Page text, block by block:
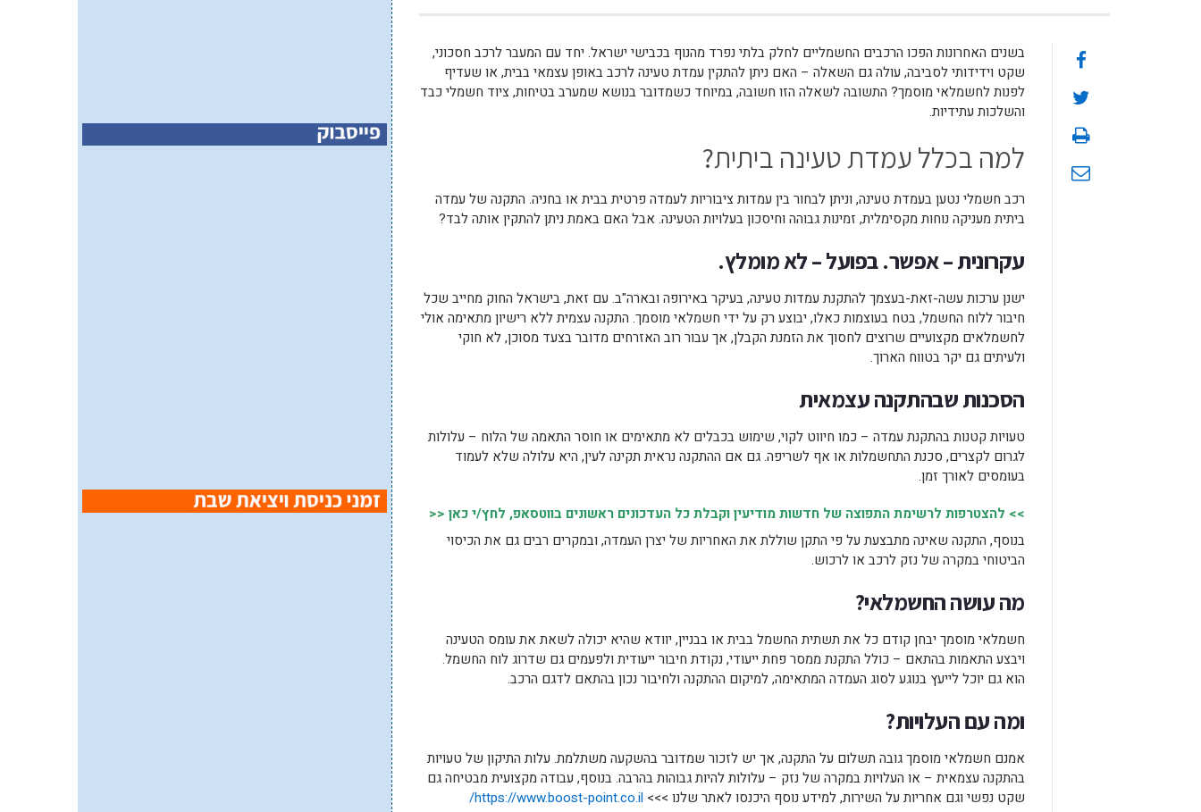
בשנים האחרונות הפכו הרכבים החשמליים לחלק בלתי נפרד מהנוף בכבישי ישראל. יחד עם המעבר לרכב חסכוני,
שקט וידידותי לסביבה, עולה גם השאלה – האם ניתן להתקין עמדת טעינה לרכב באופן עצמאי בבית, או שעדיף
לפנות לחשמלאי מוסמך? התשובה לשאלה הזו חשובה, במיוחד כשמדובר בנושא שמערב בטיחות, ציוד חשמלי כבד
והשלכות עתידיות.
למה בכלל עמדת טעינה ביתית?
רכב חשמלי נטען בעמדת טעינה, וניתן לבחור בין עמדות ציבוריות לעמדה פרטית בבית או בחניה. התקנה של עמדה
ביתית מעניקה נוחות מקסימלית, זמינות גבוהה וחיסכון בעלויות הטעינה. אבל האם באמת ניתן להתקין אותה לבד?
עקרונית – אפשר. בפועל – לא מומלץ.
ישנן ערכות עשה-זאת-בעצמך להתקנת עמדות טעינה, בעיקר באירופה ובארה"ב. עם זאת, בישראל החוק מחייב שכל
חיבור ללוח החשמל, בטח בעוצמות כאלו, יבוצע רק על ידי חשמלאי מוסמך. התקנה עצמית ללא רישיון מתאימה אולי
לחשמלאים מקצועיים שרוצים לחסוך את הזמנת הקבלן, אך עבור רוב האזרחים מדובר בצעד מסוכן, לא חוקי
ולעיתים גם יקר בטווח הארוך.
הסכנות שבהתקנה עצמאית
טעויות קטנות בהתקנת עמדה – כמו חיווט לקוי, שימוש בכבלים לא מתאימים או חוסר התאמה של הלוח – עלולות
לגרום לקצרים, סכנת התחשמלות או אף לשריפה. גם אם ההתקנה נראית תקינה לעין, היא עלולה שלא לעמוד
בעומסים לאורך זמן.
>> להצטרפות לרשימת התפוצה של חדשות מודיעין וקבלת כל העדכונים ראשונים בווטסאפ, לחץ/י כאן <<
בנוסף, התקנה שאינה מתבצעת על פי התקן שוללת את האחריות של יצרן העמדה, ובמקרים רבים גם את הכיסוי
הביטוחי במקרה של נזק לרכב או לרכוש.
מה עושה החשמלאי?
חשמלאי מוסמך יבחן קודם כל את תשתית החשמל בבית או בבניין, יוודא שהיא יכולה לשאת את עומס הטעינה
ויבצע התאמות בהתאם – כולל התקנת ממסר פחת ייעודי, נקודת חיבור ייעודית ולפעמים גם שדרוג לוח החשמל.
הוא גם יוכל לייעץ בנוגע לסוג העמדה המתאימה, למיקום ההתקנה ולחיבור נכון בהתאם לדגם הרכב.
ומה עם העלויות?
אמנם חשמלאי מוסמך גובה תשלום על התקנה, אך יש לזכור שמדובר בהשקעה משתלמת. עלות התיקון של טעויות
בהתקנה עצמאית – או העלויות במקרה של נזק – עלולות להיות גבוהות בהרבה. בנוסף, עבודה מקצועית מבטיחה גם
שקט נפשי וגם אחריות על השירות, למידע נוסף היכנסו לאתר שלנו >>>https://www.boost-point.co.il/